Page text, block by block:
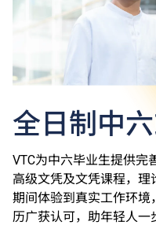
全日制中
VTC为中六毕业生提供完
高级文凭及文凭课程，
期间体验到真实工作环境
历广获认可，助年轻人一